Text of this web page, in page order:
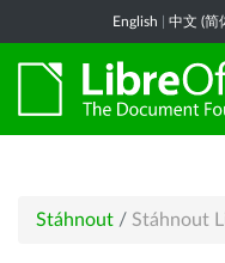
English 中文 (简
Stáhnout / Stáhnout